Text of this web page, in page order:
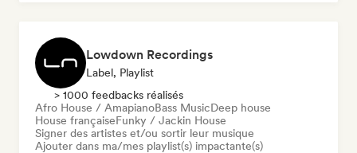
Lowdown Recordings
Label, Playlist
> 1000 feedbacks réalisés
Afro House / AmapianoBass MusicDeep house
House françaiseFunky / Jackin House
Signer des artistes et/ou sortir leur musique
Ajouter dans ma/mes playlist(s) impactante(s)